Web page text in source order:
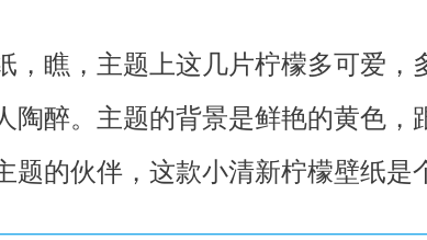
，主题上这几片柠檬多可爱，
陶醉。主题的背景是鲜艳的黄色
的伙伴，这款小清新柠檬壁纸是